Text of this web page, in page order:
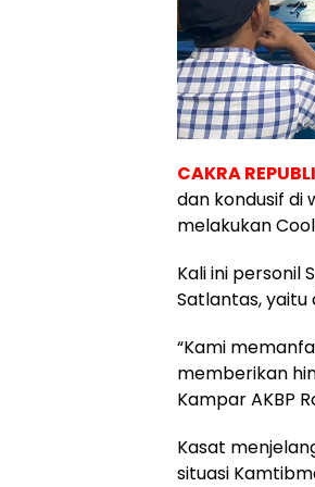
CAKRA
dan kondusif di
melakukan
Kali ini personil
Satlantas,
“Kami
memberikan
Kampar AKBP
Kasat
situasi